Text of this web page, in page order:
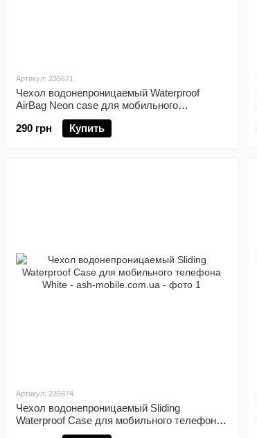
Артикул: 235671
Чехол водонепроницаемый Waterproof
AirBag Neon case для мобильного
телефона Pink
290 грн
Купить
Артикул: 235674
Чехол водонепроницаемый Sliding
Waterproof Case для мобильного телефона